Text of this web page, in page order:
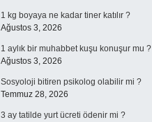
1 kg boyaya ne kadar tiner katılır ?
Ağustos 3, 2026
1 aylık bir muhabbet kuşu konuşur mu ?
Ağustos 3, 2026
Sosyoloji bitiren psikolog olabilir mi ?
Temmuz 28, 2026
3 ay tatilde yurt ücreti ödenir mi ?